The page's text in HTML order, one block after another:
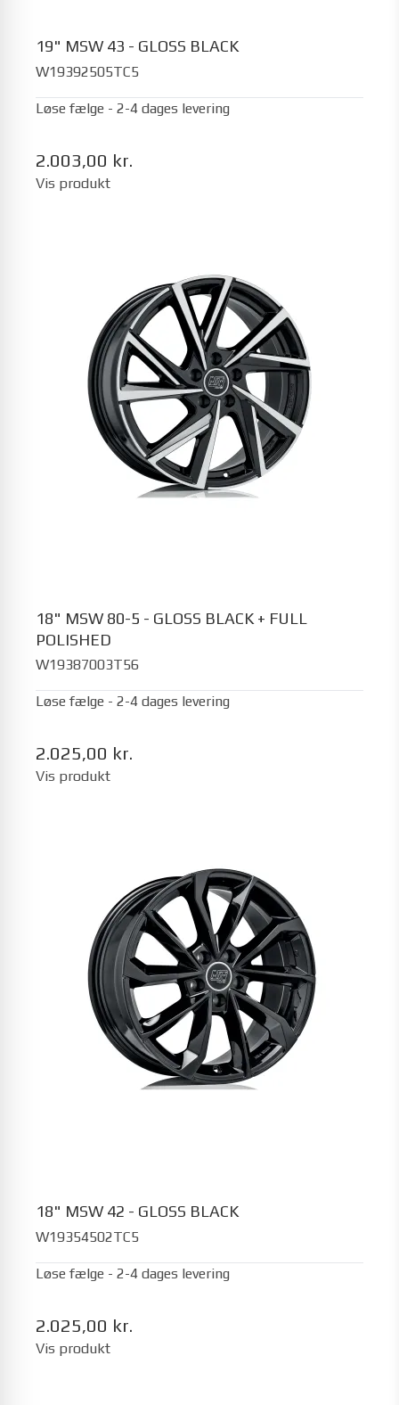
19" MSW 43 - GLOSS BLACK
W19392505TC5
Løse fælge - 2-4 dages levering
2.003,00 kr.
Vis produkt
18" MSW 80-5 - GLOSS BLACK + FULL
POLISHED
W19387003T56
Løse fælge - 2-4 dages levering
2.025,00 kr.
Vis produkt
18" MSW 42 - GLOSS BLACK
W19354502TC5
Løse fælge - 2-4 dages levering
2.025,00 kr.
Vis produkt